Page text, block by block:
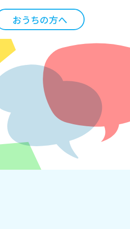
おうちの方へ